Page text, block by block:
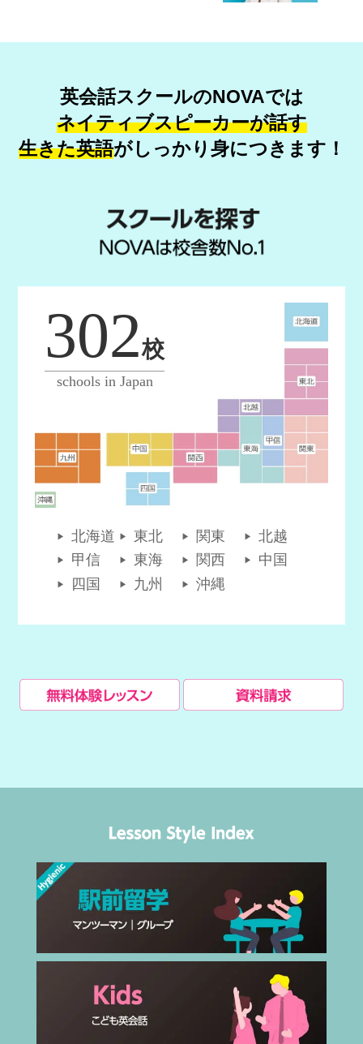
英会話スクールのNOVAでは
ネイティブスピーカーが話す
生きた英語がしっかり身につきます！
北海道 東北 関東
北越
甲信
東海 関西
中国
四国
九州 沖縄
302校
schools in Japan